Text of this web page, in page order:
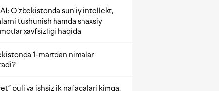
O‘zbekistonda sun’iy intellekt,
tushunish hamda shaxsiy
xavfsizligi haqida
1-martdan nimalar
puli va ishsizlik nafaqalari kimga,